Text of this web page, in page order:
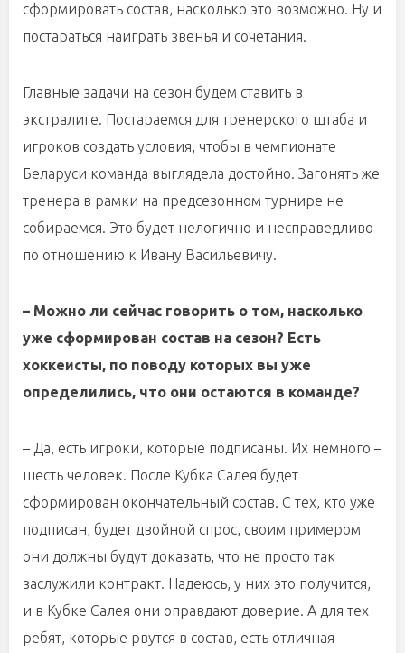
сформировать состав, насколько это возможно. Ну и
постараться наиграть звенья и сочетания.
Главные задачи на сезон будем ставить в
экстралиге. Постараемся для тренерского штаба и
игроков создать условия, чтобы в чемпионате
Беларуси команда выглядела достойно. Загонять же
тренера в рамки на предсезонном турнире не
собираемся. Это будет нелогично и несправедливо
по отношению к Ивану Васильевичу.
– Можно ли сейчас говорить о том, насколько
уже сформирован состав на сезон? Есть
хоккеисты, по поводу которых вы уже
определились, что они остаются в команде?
– Да, есть игроки, которые подписаны. Их немного –
шесть человек. После Кубка Салея будет
сформирован окончательный состав. С тех, кто уже
подписан, будет двойной спрос, своим примером
они должны будут доказать, что не просто так
заслужили контракт. Надеюсь, у них это получится,
и в Кубке Салея они оправдают доверие. А для тех
ребят, которые рвутся в состав, есть отличная